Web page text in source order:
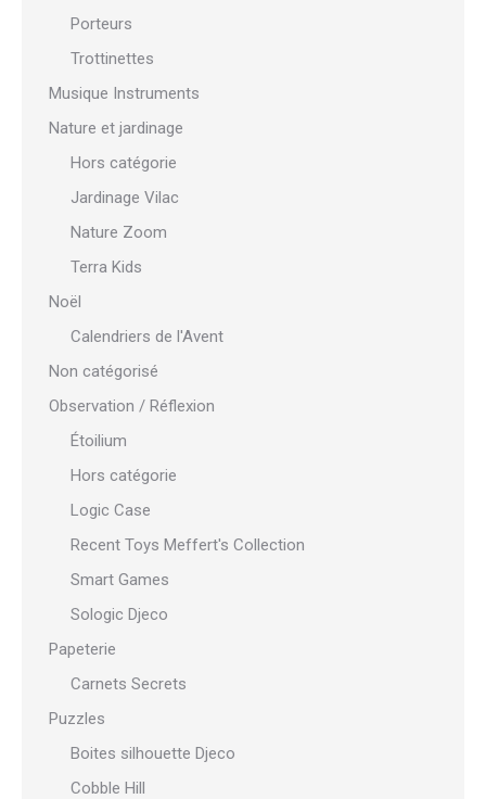
Porteurs
Trottinettes
Musique Instruments
Nature et jardinage
Hors catégorie
Jardinage Vilac
Nature Zoom
Terra Kids
Noël
Calendriers de l'Avent
Non catégorisé
Observation / Réflexion
Étoilium
Hors catégorie
Logic Case
Recent Toys Meffert's Collection
Smart Games
Sologic Djeco
Papeterie
Carnets Secrets
Puzzles
Boites silhouette Djeco
Cobble Hill